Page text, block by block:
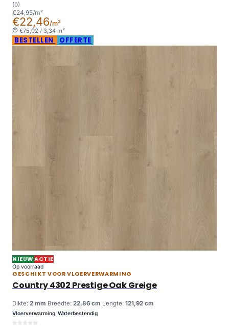
(0)
€24,95/m²
€22,46/m²
€75,02 / 3,34 m²
BESTELLEN OFFERTE
NIEUWACTIE
Op voorraad
GESCHIKT VOOR VLOERVERWARMING
Country 4302 Prestige Oak Greige
Dikte: 2 mm Breedte: 22,86 cm Lengte: 121,92 cm
Vloerverwarming Waterbestendig